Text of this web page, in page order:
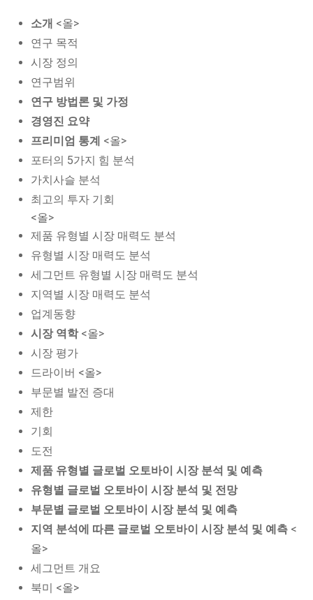
소개 <올>
연구 목적
시장 정의
연구범위
연구 방법론 및 가정
경영진 요약
프리미엄 통계 <올>
포터의 5가지 힘 분석
가치사슬 분석
최고의 투자 기회
<올>
제품 유형별 시장 매력도 분석
유형별 시장 매력도 분석
세그먼트 유형별 시장 매력도 분석
지역별 시장 매력도 분석
업계동향
시장 역학<올>
시장 평가
드라이버 <올>
부문별 발전 증대
제한
기회
도전
제품 유형별 글로벌 오토바이 시장 분석 및 예측
유형별 글로벌 오토바이 시장 분석 및 전망
부문별 글로벌 오토바이 시장 분석 및 예측
지역 분석에 따른 글로벌 오토바이 시장 분석 및 예측 <
올>
세그먼트 개요
북미 <올>